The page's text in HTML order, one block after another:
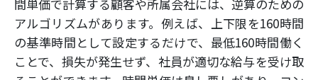
間単価で計算する顧客や所属会社には、逆算のための
アルゴリズムがあります。例えば、上下限を160時間
の基準時間として設定するだけで、最低160時間働く
ことで、損失が発生せず、社員が適切な給与を受け取